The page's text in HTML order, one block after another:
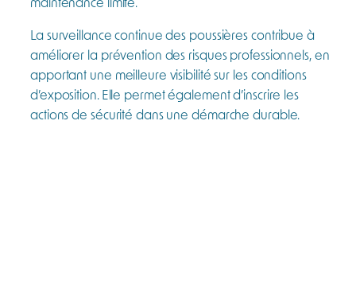
La surveillance continue des poussières contribue à
améliorer la prévention des risques professionnels, en
apportant une meilleure visibilité sur les conditions
d’exposition. Elle permet également d’inscrire les
actions de sécurité dans une démarche durable.